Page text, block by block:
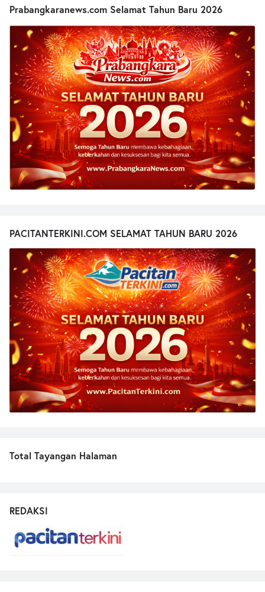
Prabangkaranews.com Selamat Tahun Baru 2026
PACITANTERKINI.COM SELAMAT TAHUN BARU 2026
Total Tayangan Halaman
REDAKSI